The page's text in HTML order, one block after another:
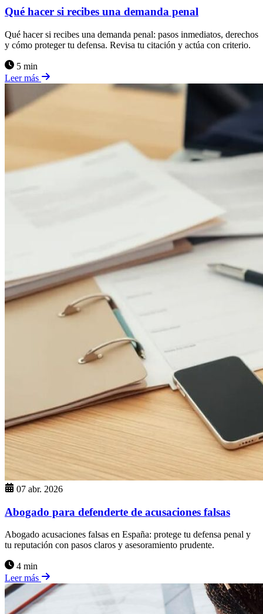
Qué hacer si recibes una demanda penal
Qué hacer si recibes una demanda penal: pasos inmediatos, derechos
y cómo proteger tu defensa. Revisa tu citación y actúa con criterio.
5 min
Leer más
07 abr. 2026
Abogado para defenderte de acusaciones falsas
Abogado acusaciones falsas en España: protege tu defensa penal y
tu reputación con pasos claros y asesoramiento prudente.
4 min
Leer más